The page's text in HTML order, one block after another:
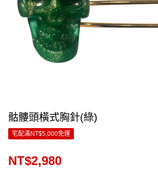
骷髏頭橫式胸針(綠)
宅配滿NT$5,000免運
NT$2,980